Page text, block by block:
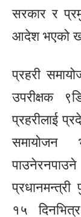
सरकार र
आदेश भएको
प्रहरी
उपरीक्षक
प्रहरीलाई
समायोजन
१५